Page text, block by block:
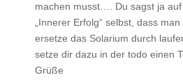
machen musst…. Du sagst ja
„Innerer Erfolg“ selbst, dass
ersetze das Solarium durch
setze dir dazu in der todo einen
Grüße